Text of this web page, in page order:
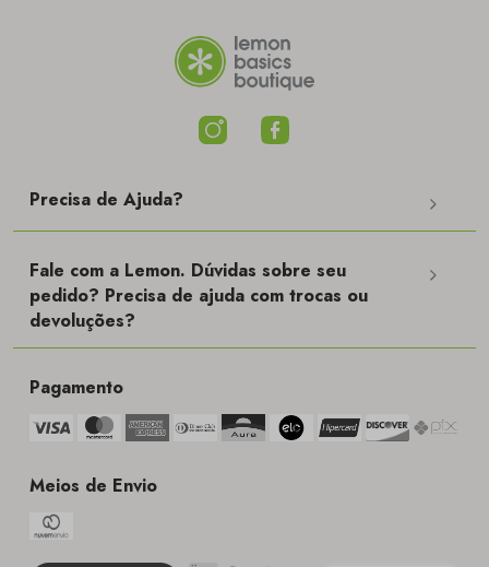
Precisa de Ajuda?
Fale com a Lemon. Dúvidas sobre seu
pedido? Precisa de ajuda com trocas ou
devoluções?
Pagamento
Meios de Envio